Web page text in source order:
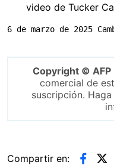
video de Tucker
6 de marzo de 2025
Copyright ©
comercial de
suscripción.
Compartir en: